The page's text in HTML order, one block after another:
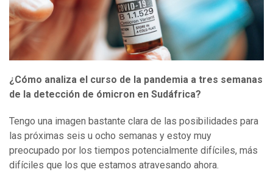
¿Cómo analiza el curso de la pandemia a tres semanas
de la detección de ómicron en Sudáfrica?
Tengo una imagen bastante clara de las posibilidades para
las próximas seis u ocho semanas y estoy muy
preocupado por los tiempos potencialmente difíciles, más
difíciles que los que estamos atravesando ahora.